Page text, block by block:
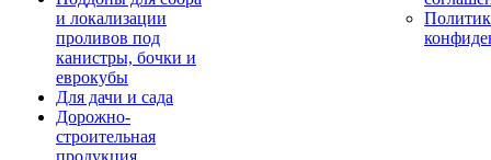
и локализации
проливов под
канистры, бочки и
еврокубы
Для дачи и сада
Дорожно-
строительная
продукция